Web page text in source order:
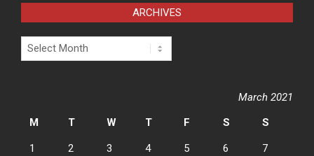
ARCHIVES
Archives
March 2021
M
T W T F S S
1 2 3 4 5 6 7